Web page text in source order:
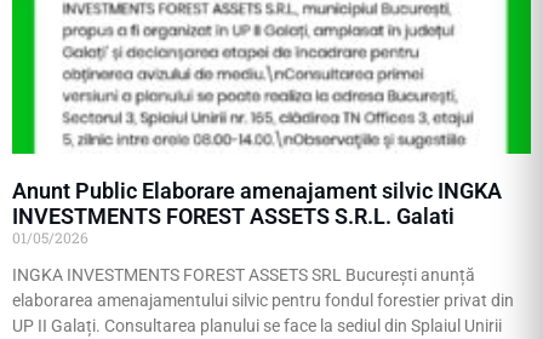
Anunt Public Elaborare amenajament silvic INGKA
INVESTMENTS FOREST ASSETS S.R.L. Galati
01/05/2026
INGKA INVESTMENTS FOREST ASSETS SRL București anunță
elaborarea amenajamentului silvic pentru fondul forestier privat din
UP II Galați. Consultarea planului se face la sediul din Splaiul Unirii